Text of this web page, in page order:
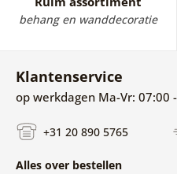
behang en wanddecoratie
Klantenservice
op werkdagen Ma-Vr: 07:00
+31 20 890 5765
Alles over bestellen